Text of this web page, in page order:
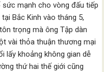
mạnh cho vòng đấu tiếp
Bắc Kinh vào tháng 5,
trọng mà ông Tập dàn
vài thỏa thuận thương mại
lấy khoảng không gian dễ
thứ hai thế giới cũng